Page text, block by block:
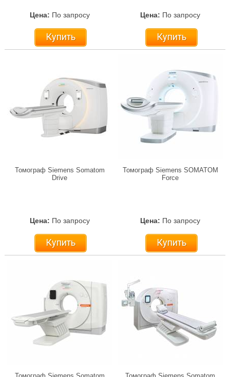
Цена: По запросу
Купить
Цена: По запросу
Купить
Томограф Siemens Somatom
Drive
Цена: По запросу
Купить
Томограф Siemens SOMATOM
Force
Цена: По запросу
Купить